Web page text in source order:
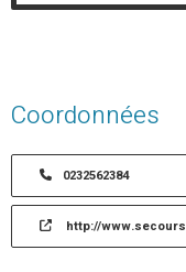
Coordonnées
0232562384
http://